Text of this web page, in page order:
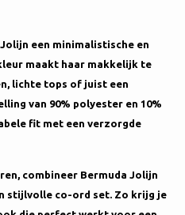
een minimalistische en
maakt haar makkelijk te
lichte tops of juist een
van 90% polyester en 10%
fit met een verzorgde
combineer Bermuda Jolijn
stijlvolle co-ord set. Zo krijg je